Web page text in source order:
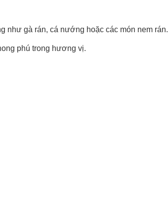
như gà rán, cá nướng hoặc các món nem rán.
phú trong hương vị.